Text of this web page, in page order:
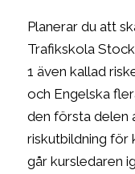
Planerar du att
Trafikskola
1 även kallad
och Engelska
den första delen
riskutbildning för
går kursledaren